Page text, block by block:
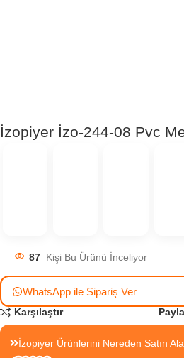
İzopiyer İzo-244-08 Pvc
87 Kişi Bu Ürünü İnceliyor
WhatsApp ile Sipariş Ver
Karşılaştır
İzopiyer Ürünlerini Nereden Satın